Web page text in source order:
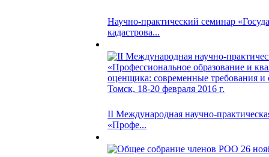
Научно-практический семинар
кадастрова...
II Международная научно-
«Профе...